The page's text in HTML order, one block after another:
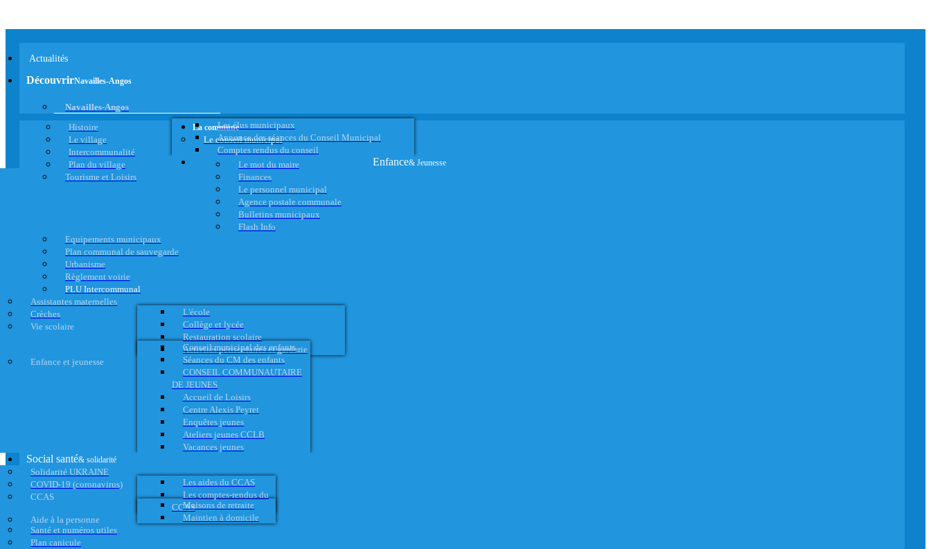
Actualités
DécouvrirNavailles-Angos
Navailles-Angos
Histoire
Le village
Intercommunalité
Plan du village
Tourisme et Loisirs
La commune
Le conseil municipal
Les élus municipaux
Annonce des séances du Conseil Municipal
Comptes rendus du conseil
Le mot du maire
Finances
Le personnel municipal
Agence postale communale
Bulletins municipaux
Flash Info
Equipements municipaux
Plan communal de sauvegarde
Urbanisme
Règlement voirie
PLU Intercommunal
Enfance& Jeunesse
Assistantes maternelles
Crèches
Vie scolaire
L'école
Collège et lycée
Restauration scolaire
Activités périscolaires et garderie
Enfance et jeunesse
Conseil municipal des enfants
Séances du CM des enfants
CONSEIL COMMUNAUTAIRE
DE JEUNES
Accueil de Loisirs
Centre Alexis Peyret
Enquêtes jeunes
Ateliers jeunes CCLB
Vacances jeunes
Social santé& solidarité
Solidarité UKRAINE
COVID-19 (coronavirus)
CCAS
Les aides du CCAS
Les comptes-rendus du
CCAS
Aide à la personne
Maisons de retraite
Maintien à domicile
Santé et numéros utiles
Plan canicule